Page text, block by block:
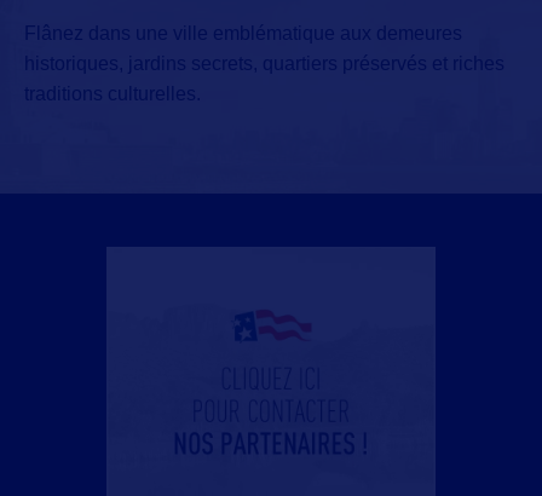
Flânez dans une ville emblématique aux demeures
historiques, jardins secrets, quartiers préservés et riches
traditions culturelles.